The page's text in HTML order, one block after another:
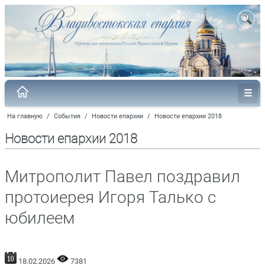
На главную / События / Новости епархии / Новости епархии 2018
Новости епархии 2018
Митрополит Павел поздравил
протоиерея Игоря Талько с
юбилеем
18.02.2026 7381